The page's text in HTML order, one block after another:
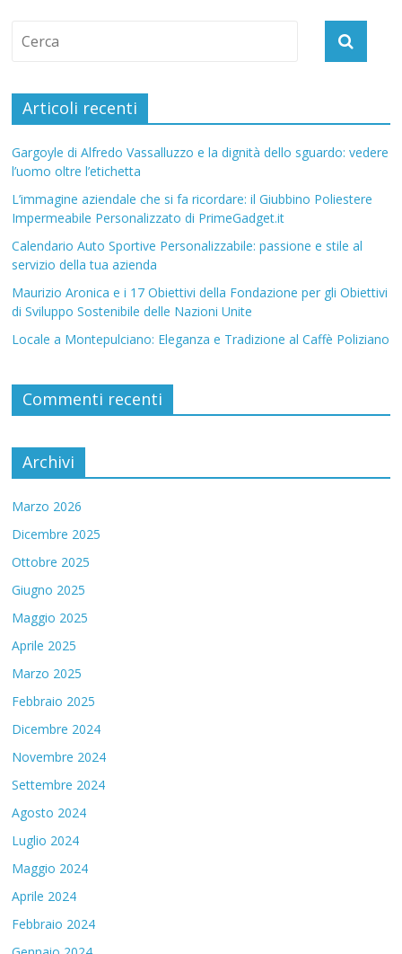
Articoli recenti
Gargoyle di Alfredo Vassalluzzo e la dignità dello sguardo: vedere
l’uomo oltre l’etichetta
L’immagine aziendale che si fa ricordare: il Giubbino Poliestere
Impermeabile Personalizzato di PrimeGadget.it
Calendario Auto Sportive Personalizzabile: passione e stile al
servizio della tua azienda
Maurizio Aronica e i 17 Obiettivi della Fondazione per gli Obiettivi
di Sviluppo Sostenibile delle Nazioni Unite
Locale a Montepulciano: Eleganza e Tradizione al Caffè Poliziano
Commenti recenti
Archivi
Marzo 2026
Dicembre 2025
Ottobre 2025
Giugno 2025
Maggio 2025
Aprile 2025
Marzo 2025
Febbraio 2025
Dicembre 2024
Novembre 2024
Settembre 2024
Agosto 2024
Luglio 2024
Maggio 2024
Aprile 2024
Febbraio 2024